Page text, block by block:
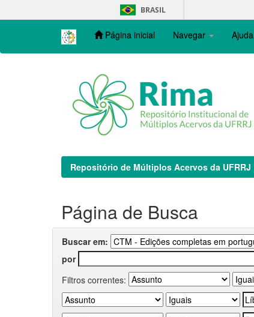
navigation
BRASIL
Página inicial Navegar Ajuda
Repositório de Múltiplos Acervos da UFRRJ
Página de Busca
Buscar em:
por
Filtros correntes: